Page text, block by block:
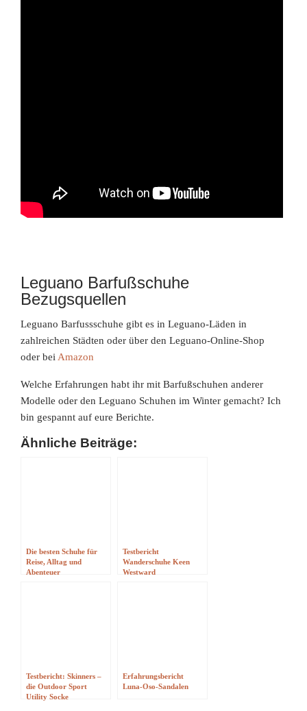
Leguano Barfußschuhe
Bezugsquellen
Leguano Barfussschuhe gibt es in Leguano-Läden in
zahlreichen Städten oder über den Leguano-Online-Shop
oder bei Amazon
Welche Erfahrungen habt ihr mit Barfußschuhen anderer
Modelle oder den Leguano Schuhen im Winter gemacht? Ich
bin gespannt auf eure Berichte.
Ähnliche Beiträge:
Die besten Schuhe für
Reise, Alltag und
Abenteuer
Testbericht
Wanderschuhe Keen
Westward
Testbericht: Skinners –
die Outdoor Sport
Utility Socke
Erfahrungsbericht
Luna-Oso-Sandalen